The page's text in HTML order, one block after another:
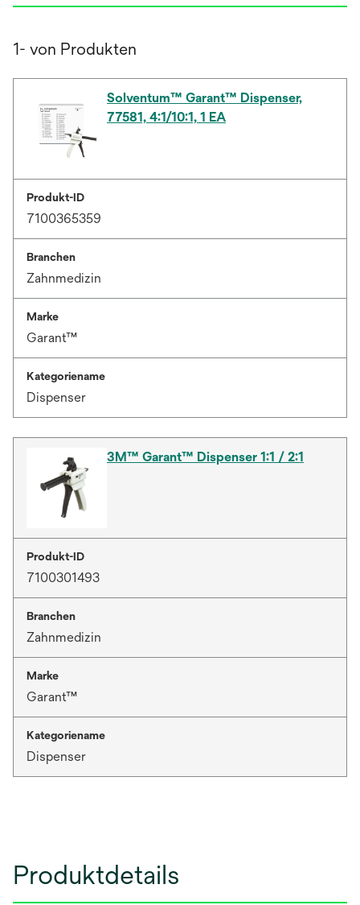
1- von Produkten
Solventum™ Garant™ Dispenser,
77581, 4:1/10:1, 1 EA
Produkt-ID
7100365359
Branchen
Zahnmedizin
Marke
Garant™
Kategoriename
Dispenser
3M™ Garant™ Dispenser 1:1 / 2:1
Produkt-ID
7100301493
Branchen
Zahnmedizin
Marke
Garant™
Kategoriename
Dispenser
Produktdetails